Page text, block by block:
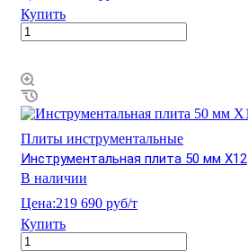
Купить
Плиты инструментальные
Инструментальная плита 50 мм Х12
В наличии
Цена:219 690 руб/т
Купить